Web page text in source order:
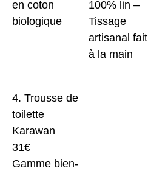
en coton
biologique
100% lin –
Tissage
artisanal fait
à la main
4. Trousse de
toilette
Karawan
31€
Gamme bien-